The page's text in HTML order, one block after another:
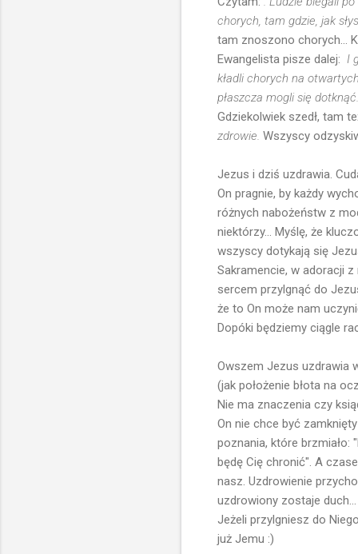
chorych, tam gdzie, jak
tam znoszono chorych...
Ewangelista pisze dalej: I
kładli chorych na
płaszcza mogli się dotknąć.
Gdziekolwiek szedł, tam
zdrowie. Wszyscy
Jezus i dziś uzdrawia.
On pragnie, by każdy
różnych nabożeństw z
niektórzy... Myślę, że
wszyscy dotykają się
Sakramencie, w adoracji
sercem przylgnąć do
że to On może nam
Dopóki będziemy ciągle
Owszem Jezus uzdrawia
(jak położenie błota na
Nie ma znaczenia czy
On nie chce być
poznania, które brzmiało:
będę Cię chronić". A
nasz. Uzdrowienie
uzdrowiony zostaje
Jeżeli przylgniesz do
już Jemu :)